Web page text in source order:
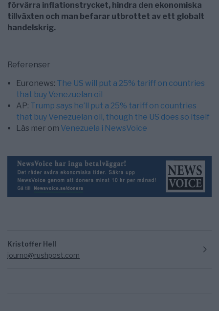
förvärra inflationstrycket, hindra den ekonomiska
tillväxten och man befarar utbrottet av ett globalt
handelskrig.
Referenser
Euronews: The US will put a 25% tariff on countries
that buy Venezuelan oil
AP: Trump says he’ll put a 25% tariff on countries
that buy Venezuelan oil, though the US does so itself
Läs mer om Venezuela i NewsVoice
Kristoffer Hell
journo@rushpost.com